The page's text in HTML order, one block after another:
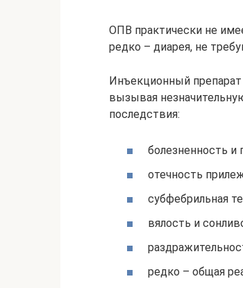
ОПВ практически не
редко – диарея, не
Инъекционный
вызывая
последствия:
болезненность и
отечность
субфебрильная
вялость и
редко – общая